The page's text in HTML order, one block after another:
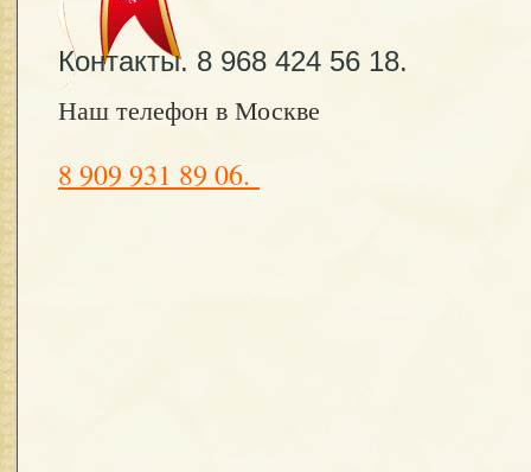
Контакты. 8 968 424 56 18.
Наш телефон в Москве
8 909 931 89 06.